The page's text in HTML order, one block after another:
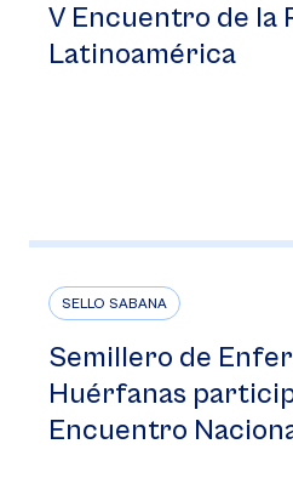
V Encuentro de la
Latinoamérica
SELLO SABANA
Semillero de
Huérfanas
Encuentro